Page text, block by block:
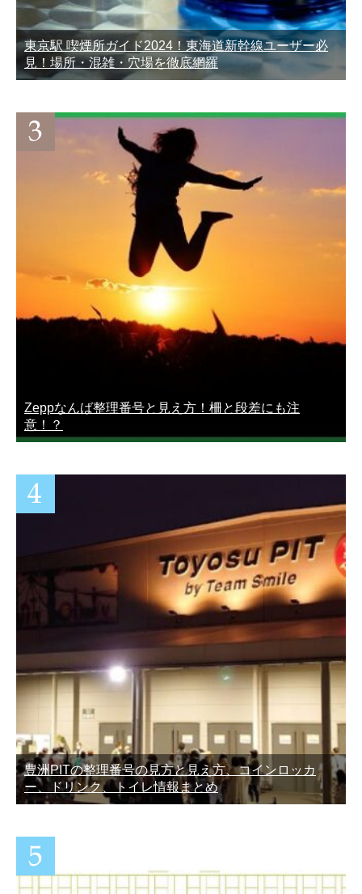
東京駅 喫煙所ガイド2024！東海道新幹線ユーザー必
見！場所・混雑・穴場を徹底網羅
Zeppなんば整理番号と見え方！柵と段差にも注
意！？
豊洲PITの整理番号の見方と見え方、コインロッカ
ー、ドリンク、トイレ情報まとめ